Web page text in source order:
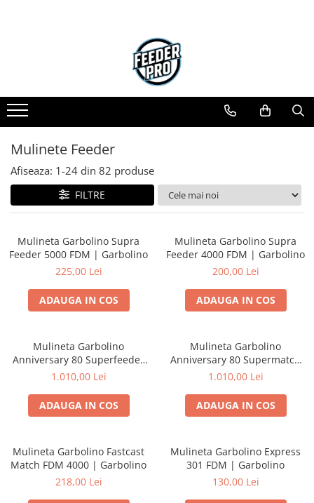
Mulinete Feeder
Afiseaza: 1-24 din 82 produse
FILTRE
Mulineta Garbolino Supra
Feeder 5000 FDM | Garbolino
225,00 Lei
ADAUGA IN COS
Mulineta Garbolino Supra
Feeder 4000 FDM | Garbolino
200,00 Lei
ADAUGA IN COS
Mulineta Garbolino
Anniversary 80 Superfeeder
5500 | Garbolino
1.010,00 Lei
ADAUGA IN COS
Mulineta Garbolino
Anniversary 80 Supermatch
4500 | Garbolino
1.010,00 Lei
ADAUGA IN COS
Mulineta Garbolino Fastcast
Match FDM 4000 | Garbolino
218,00 Lei
Mulineta Garbolino Express
301 FDM | Garbolino
130,00 Lei